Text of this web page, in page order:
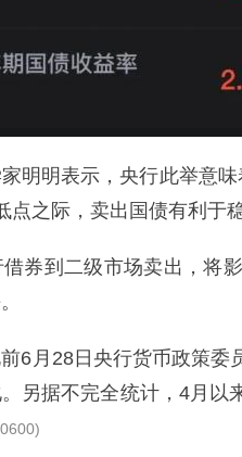
明明表示，央行此举意
之际，卖出国债有利于
券到二级市场卖出，将
6月28日央行货币政策
另据不完全统计，4月以